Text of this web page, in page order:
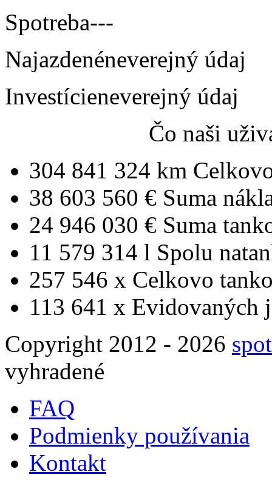
Spotreba---
Najazdenéneverejný údaj
Investícieneverejný údaj
Čo naši
304 841 324 km
38 603 560 € Suma
24 946 030 € Suma
11 579 314 l Spolu
257 546 x Celkovo
113 641 x Evidovaných
Copyright 2012 - 2026
vyhradené
FAQ
Podmienky používania
Kontakt